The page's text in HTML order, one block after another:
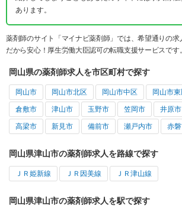
あります。
薬剤師のサイト「マイナビ薬剤師」では、希望通りの
だから安心！厚生労働大臣認可の転職支援サービスです。
岡山県の薬剤師求人を市区町村で探す
岡山市 岡山市北区 岡山市中区 岡山市東
倉敷市 津山市 玉野市 笠岡市 井原市
高梁市 新見市 備前市 瀬戸内市 赤
岡山県津山市の薬剤師求人を路線で探す
ＪＲ姫新線 ＪＲ因美線 ＪＲ津山線
岡山県津山市の薬剤師求人を駅で探す